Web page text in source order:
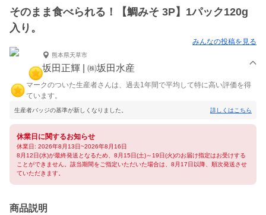
そのまま食べられる！【鯛みそ 3P】1パック120g
入り。
みんなの投稿を見る
熊本県天草市
坂田正輝 | ㈱坂田水産
マークのついた生産者さんは、過去1年間で平均して特に高い評価を得
ています。
生産者バッジの基準が新しくなりました。 詳しくはこちら
休業日に関するお知らせ
休業日: 2026年8月13日~2026年8月16日
8月12日(水)が最終発送となるため、8月15日(土)～19日(火)のお届け指定はお受けする
ことができません。該当期間をご指定いただいた場合は、8月17日以降、順次発送させ
ていただきます。
商品説明